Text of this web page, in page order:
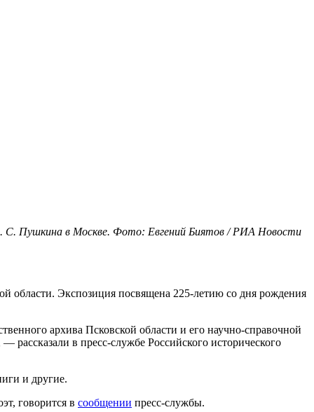
С. Пушкина в Москве. Фото: Евгений Биятов / РИА Новости
области. Экспозиция посвящена 225-летию со дня рождения
архива Псковской области и его научно-справочной
в пресс-службе Российского исторического
и другие.
говорится в сообщении пресс-службы.